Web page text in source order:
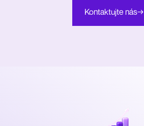
Kontaktujte nás→